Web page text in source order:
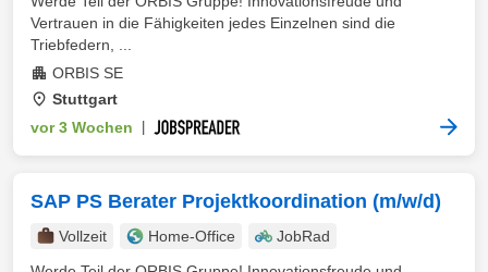
Vertrauen in die Fähigkeiten jedes Einzelnen sind die
Triebfedern, ...
ORBIS SE
Stuttgart
vor 3 Wochen
SAP PS Berater Projektkoordination (m/w/d)
Vollzeit Home-Office
JobRad